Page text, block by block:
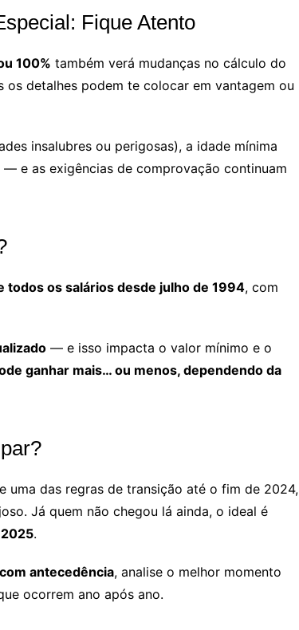
Fique Atento
100% também verá mudanças no cálculo do
detalhes podem te colocar em vantagem ou
insalubres ou perigosas), a idade mínima
— e as exigências de comprovação continuam
todos os salários desde julho de 1994, com
— e isso impacta o valor mínimo e o
ganhar mais… ou menos, dependendo da
uma das regras de transição até o fim de 2024,
Já quem não chegou lá ainda, o ideal é
.
antecedência, analise o melhor momento
ocorrem ano após ano.